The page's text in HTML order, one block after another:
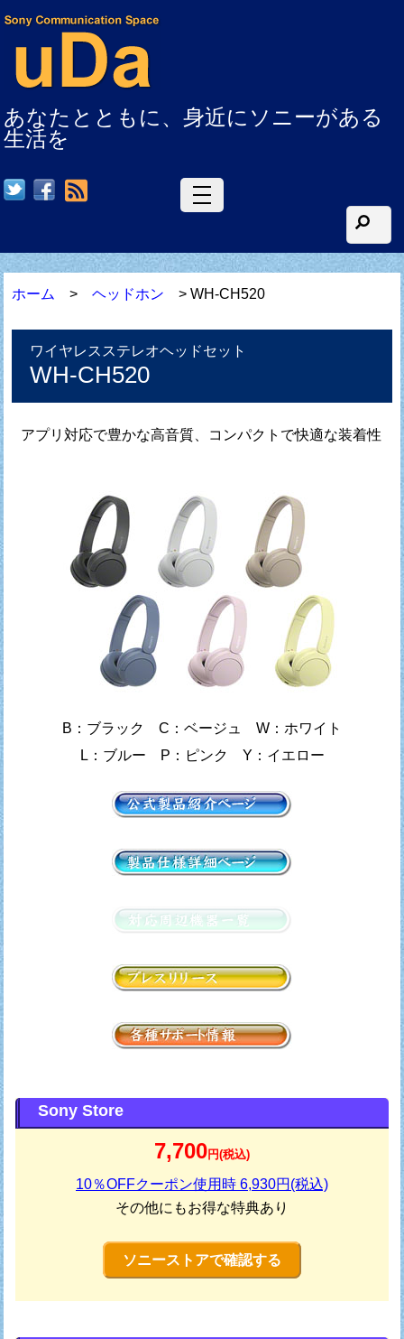
あなたとともに、身近にソニーがある
生活を
ホーム >ヘッドホン > WH-CH520
ワイヤレスステレオヘッドセット
WH-CH520
アプリ対応で豊かな高音質、コンパクトで快適な装着性
B：ブラック C：ベージュ W：ホワイト
L：ブルー P：ピンク Y：イエロー
Sony Store
7,700円(税込)
10％OFFクーポン使用時 6,930円(税込)
その他にもお得な特典あり
ソニーストアで確認する